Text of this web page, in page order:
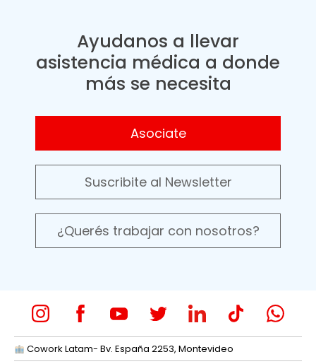
Ayudanos a llevar
asistencia médica a donde
más se necesita
Asociate
Suscribite al Newsletter
¿Querés trabajar con nosotros?
Cowork Latam- Bv. España 2253, Montevideo